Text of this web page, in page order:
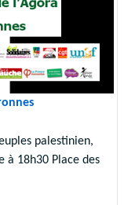
palestinien,
à 18h30 Place des